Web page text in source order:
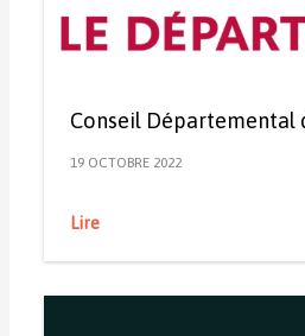
Conseil Départemental
19 OCTOBRE 2022
Lire